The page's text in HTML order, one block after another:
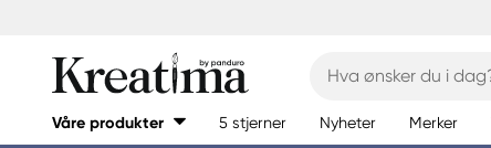
Våre produkter 5 stjerner Nyheter Merker